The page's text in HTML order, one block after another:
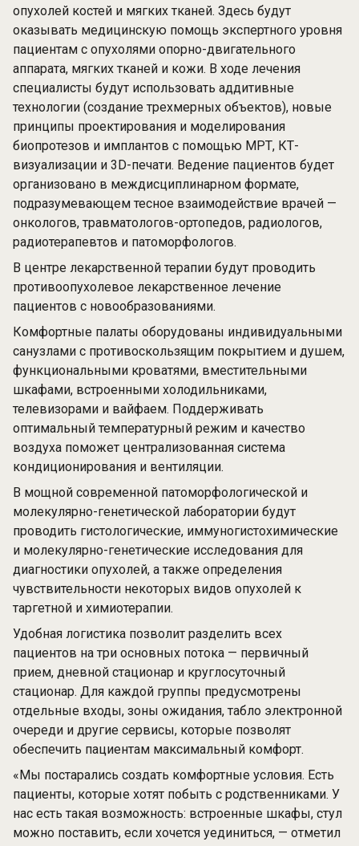
опухолей костей и мягких тканей. Здесь будут
оказывать медицинскую помощь экспертного уровня
пациентам с опухолями опорно-двигательного
аппарата, мягких тканей и кожи. В ходе лечения
специалисты будут использовать аддитивные
технологии (создание трехмерных объектов), новые
принципы проектирования и моделирования
биопротезов и имплантов с помощью МРТ, КТ-
визуализации и 3D-печати. Ведение пациентов будет
организовано в междисциплинарном формате,
подразумевающем тесное взаимодействие врачей —
онкологов, травматологов-ортопедов, радиологов,
радиотерапевтов и патоморфологов.
В центре лекарственной терапии будут проводить
противоопухолевое лекарственное лечение
пациентов с новообразованиями.
Комфортные палаты оборудованы индивидуальными
санузлами с противоскользящим покрытием и душем,
функциональными кроватями, вместительными
шкафами, встроенными холодильниками,
телевизорами и вайфаем. Поддерживать
оптимальный температурный режим и качество
воздуха поможет централизованная система
кондиционирования и вентиляции.
В мощной современной патоморфологической и
молекулярно-генетической лаборатории будут
проводить гистологические, иммуногистохимические
и молекулярно-генетические исследования для
диагностики опухолей, а также определения
чувствительности некоторых видов опухолей к
таргетной и химиотерапии.
Удобная логистика позволит разделить всех
пациентов на три основных потока — первичный
прием, дневной стационар и круглосуточный
стационар. Для каждой группы предусмотрены
отдельные входы, зоны ожидания, табло электронной
очереди и другие сервисы, которые позволят
обеспечить пациентам максимальный комфорт.
«Мы постарались создать комфортные условия. Есть
пациенты, которые хотят побыть с родственниками. У
нас есть такая возможность: встроенные шкафы, стул
можно поставить, если хочется уединиться, — отметил